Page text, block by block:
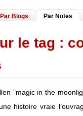
Par Blogs Par Notes
le tag :
”magic in the
histoire vraie